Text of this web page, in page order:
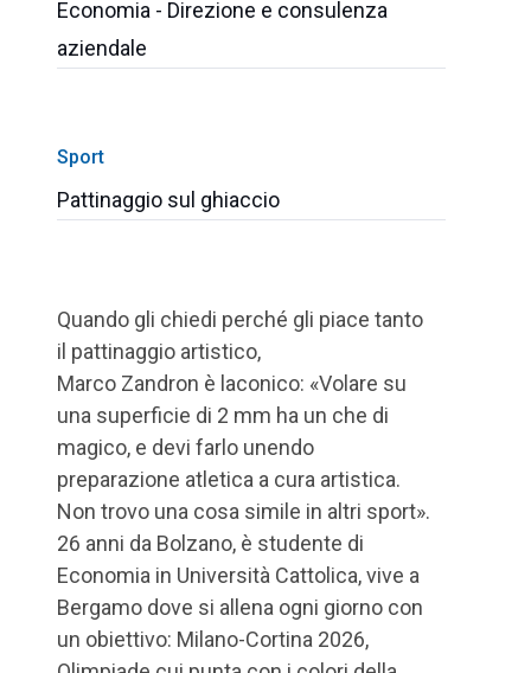
Economia - Direzione e consulenza
aziendale
Sport
Pattinaggio sul ghiaccio
Quando gli chiedi perché gli piace tanto
il pattinaggio artistico,
Marco Zandron è laconico: «Volare su
una superficie di 2 mm ha un che di
magico, e devi farlo unendo
preparazione atletica a cura artistica.
Non trovo una cosa simile in altri sport».
26 anni da Bolzano, è studente di
Economia in Università Cattolica, vive a
Bergamo dove si allena ogni giorno con
un obiettivo: Milano-Cortina 2026,